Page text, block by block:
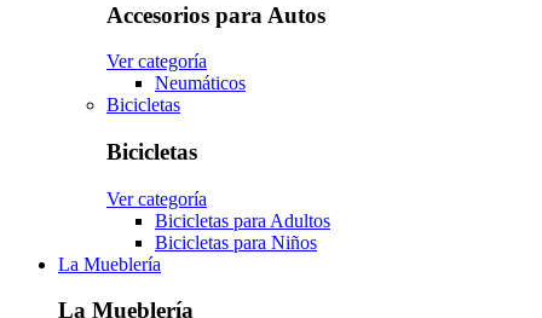
Accesorios para Autos
Ver categoría
Neumáticos
Bicicletas
Bicicletas
Ver categoría
Bicicletas para Adultos
Bicicletas para Niños
La Mueblería
La Mueblería